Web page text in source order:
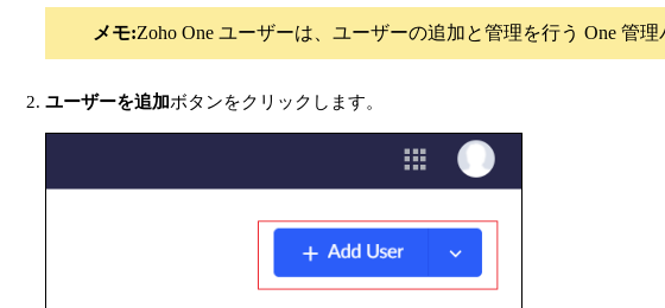
メモ:Zoho One ユーザーは、ユーザーの追加と管理を行う One 管
ユーザーを追加ボタンをクリックします。